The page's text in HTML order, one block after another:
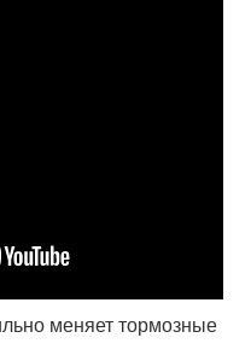
меняет тормозные